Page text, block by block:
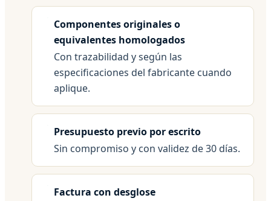
Componentes originales o
equivalentes homologados
Con trazabilidad y según las
especificaciones del fabricante cuando
aplique.
Presupuesto previo por escrito
Sin compromiso y con validez de 30 días.
Factura con desglose